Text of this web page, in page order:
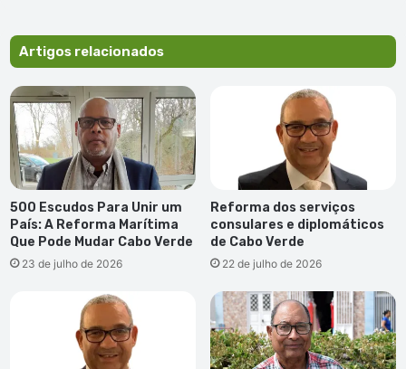
“sprint”
final
Artigos relacionados
500 Escudos Para Unir um
País: A Reforma Marítima
Que Pode Mudar Cabo Verde
23 de julho de 2026
Reforma dos serviços
consulares e diplomáticos
de Cabo Verde
22 de julho de 2026